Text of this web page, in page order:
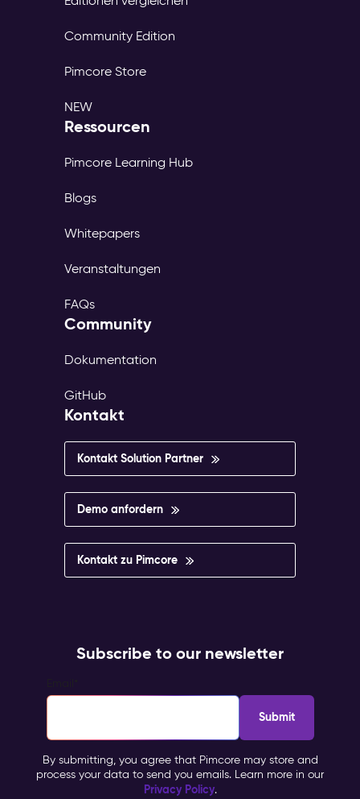
Community Edition
Pimcore Store
NEW
Ressourcen
Pimcore Learning Hub
Blogs
Whitepapers
Veranstaltungen
FAQs
Community
Dokumentation
GitHub
Kontakt
Kontakt Solution Partner
Demo anfordern
Kontakt zu Pimcore
Subscribe to our newsletter
By submitting, you agree that Pimcore may store and
process your data to send you emails. Learn more in our
Privacy Policy.